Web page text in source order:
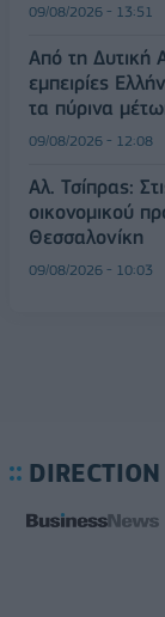
09/08/2026 - 13:51
Από τη Δυτική
εμπειρίες
τα πύρινα
09/08/2026 - 12:08
Αλ. Τσίπρας:
οικονομικού
Θεσσαλονίκη
09/08/2026 - 10:03